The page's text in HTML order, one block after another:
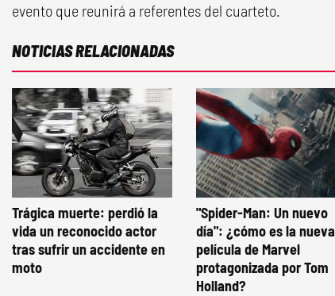
evento que reunirá a referentes del cuarteto.
NOTICIAS RELACIONADAS
Trágica muerte: perdió la
vida un reconocido actor
tras sufrir un accidente en
moto
"Spider-Man: Un nuevo
día": ¿cómo es la nueva
película de Marvel
protagonizada por Tom
Holland?